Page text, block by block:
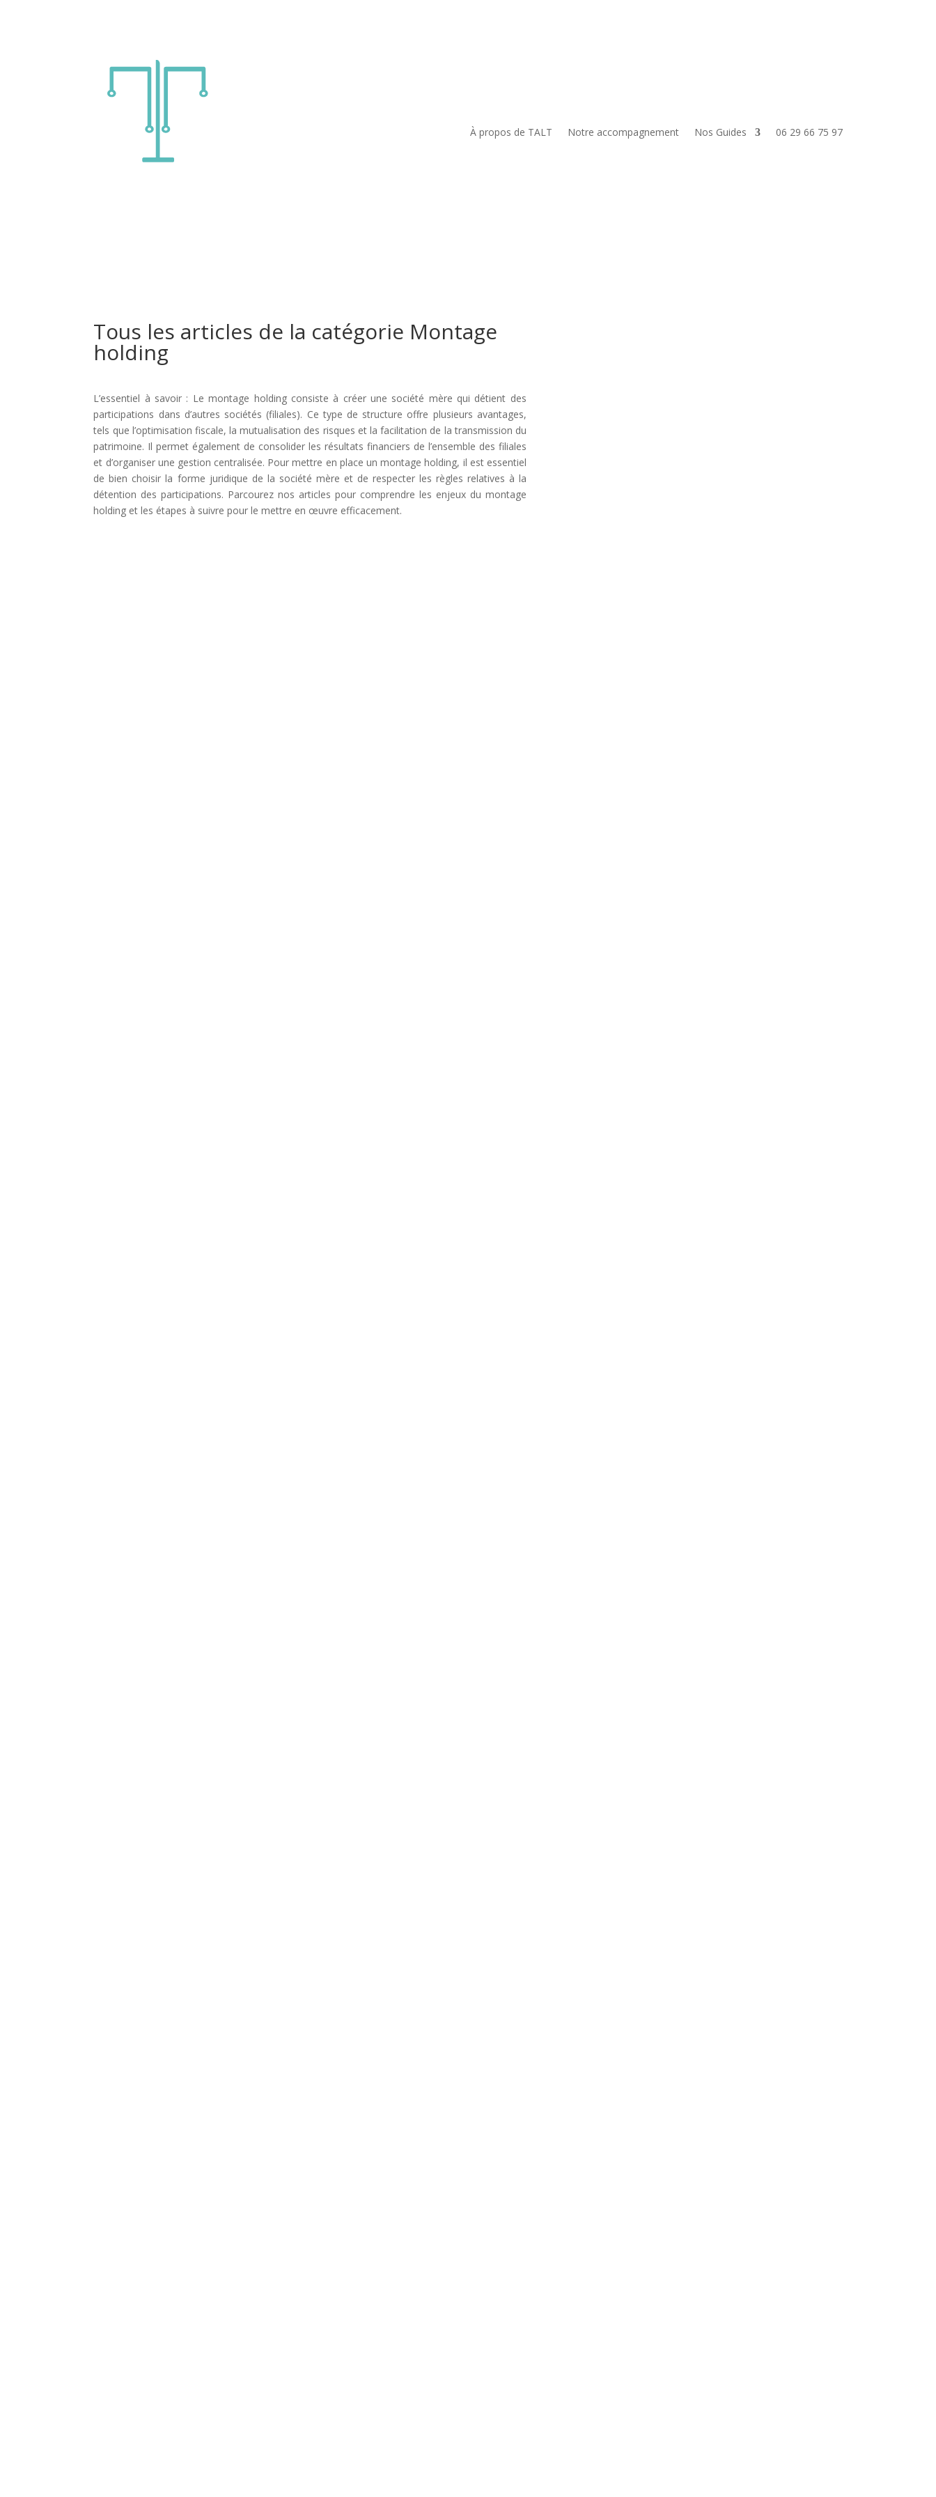
À propos de TALT Notre accompagnement Nos Guides 06 29 66 75 97
Tous les articles de la catégorie Montage
holding
L’essentiel à savoir : Le montage holding consiste à créer une société mère qui détient des
participations dans d’autres sociétés (filiales). Ce type de structure offre plusieurs avantages,
tels que l’optimisation fiscale, la mutualisation des risques et la facilitation de la transmission du
patrimoine. Il permet également de consolider les résultats financiers de l’ensemble des filiales
et d’organiser une gestion centralisée. Pour mettre en place un montage holding, il est essentiel
de bien choisir la forme juridique de la société mère et de respecter les règles relatives à la
détention des participations. Parcourez nos articles pour comprendre les enjeux du montage
holding et les étapes à suivre pour le mettre en œuvre efficacement.